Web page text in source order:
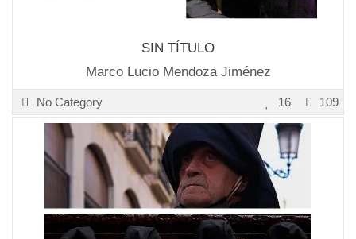
SIN TÍTULO
Marco Lucio Mendoza Jiménez
No Category 109
16